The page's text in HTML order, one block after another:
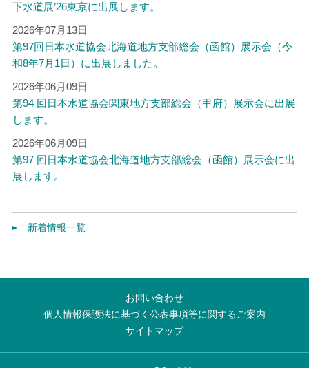
下水道展’26東京に出展します。
2026年07月13日
第97回日本水道協会北海道地方支部総会（函館）展示会（令
和8年7月1日）に出展しました。
2026年06月09日
第94 回日本水道協会関東地方支部総会（甲府）展示会に出展
します。
2026年06月09日
第97 回日本水道協会北海道地方支部総会（函館）展示会に出
展します。
新着情報一覧
お問い合わせ
個人情報保護法に基づく公表事項等に関するご案内
サイトマップ